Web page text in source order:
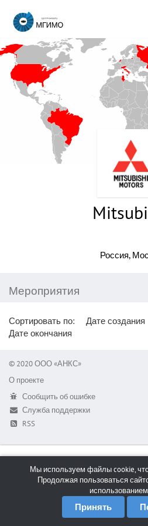
Россия,
Мероприятия
Сортировать по: Дате создания
Дате окончания
© 2020 ООО «АНКС»
О проекте
Сообщить об ошибке
Служба поддержки
RSS
Мы используем файлы cookie,
Продолжая пользоваться
Принять